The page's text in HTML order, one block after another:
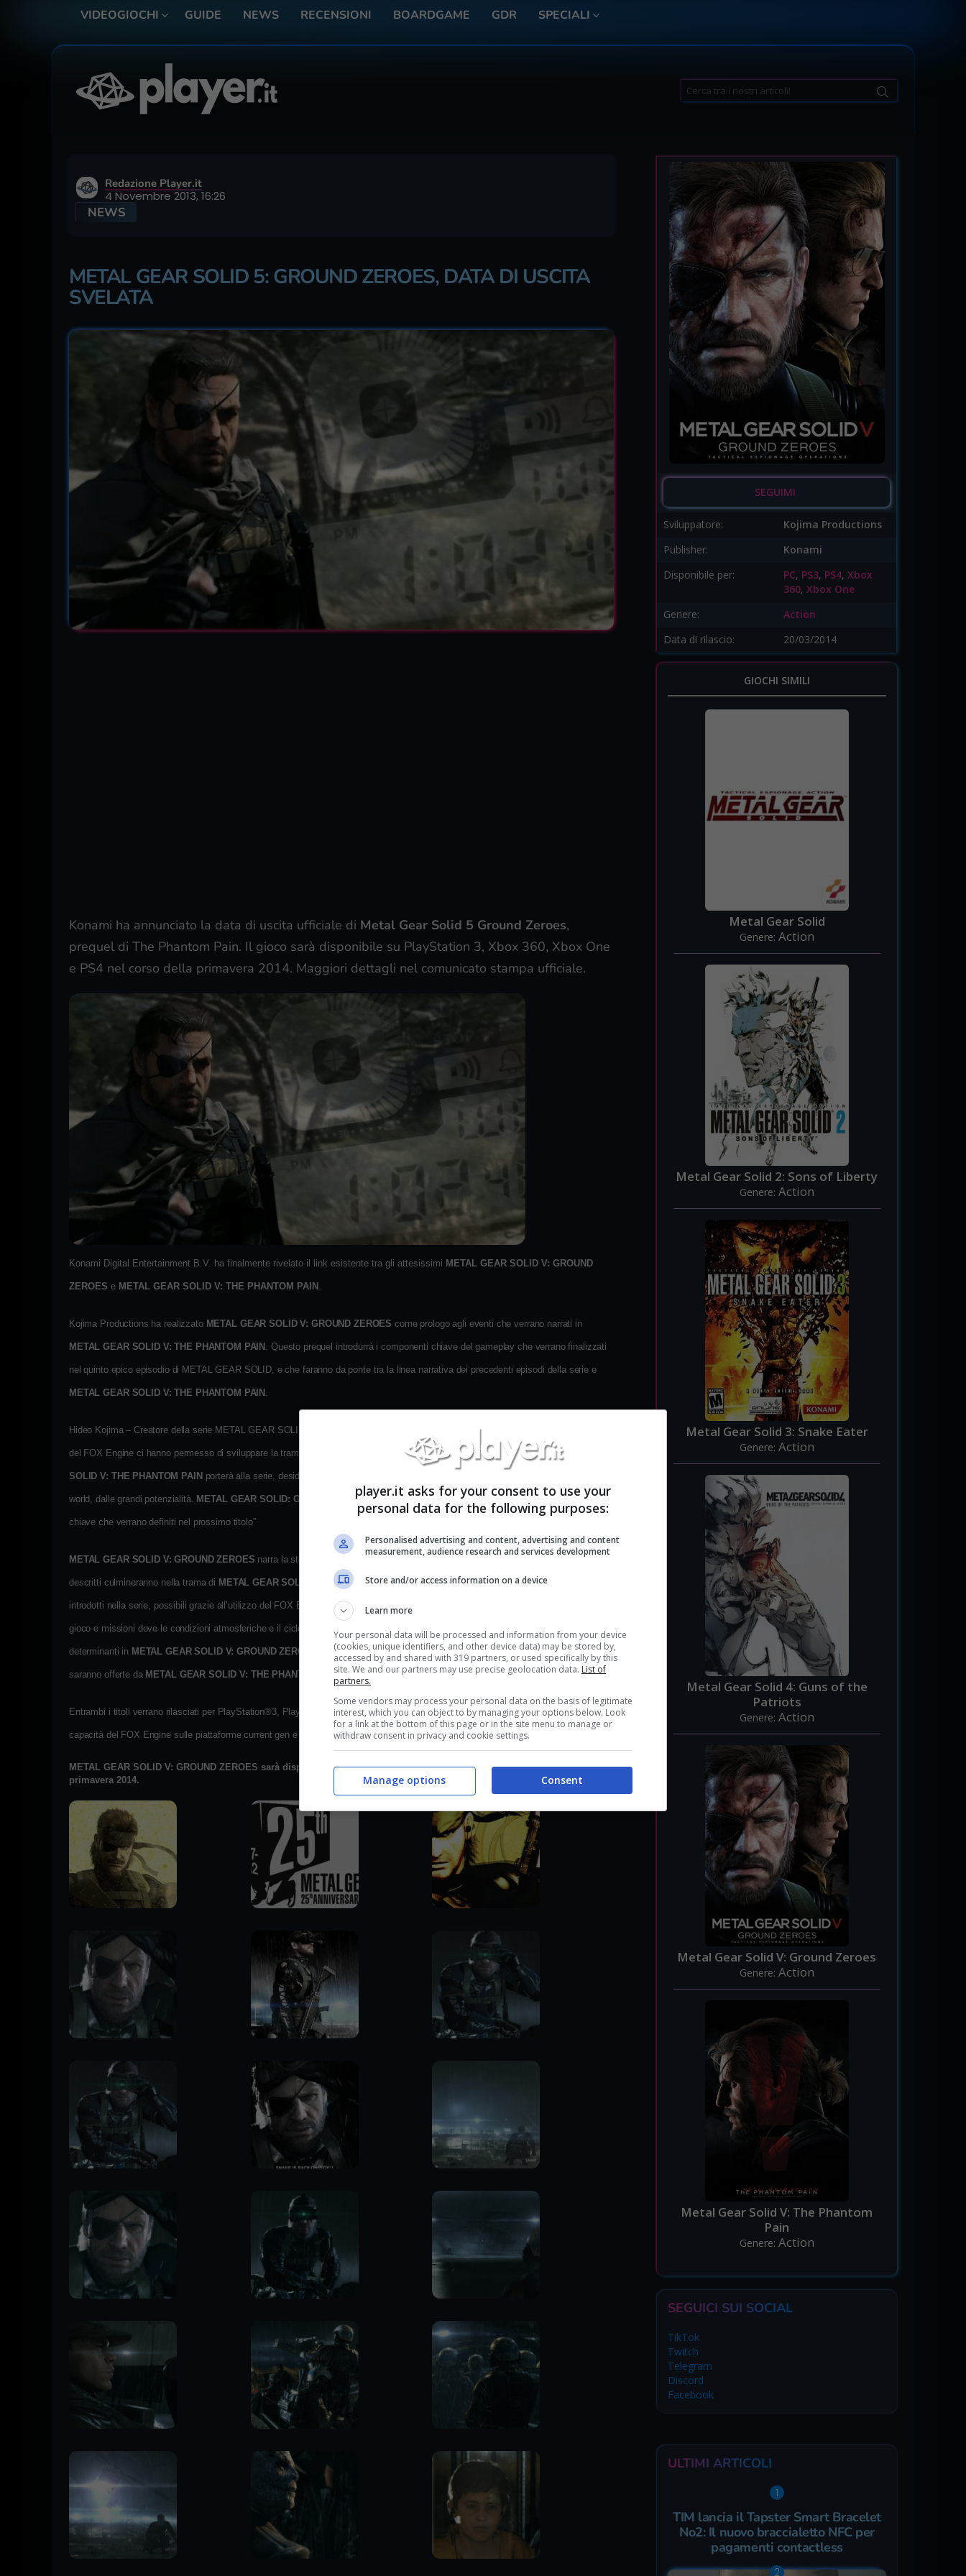
VIDEOGIOCHI GUIDE NEWS RECENSIONI BOARDGAME GDR SPECIALI
Search
for:
Redazione Player.it
4 Novembre 2013, 16:26
NEWS
METAL GEAR SOLID 5: GROUND ZEROES, DATA DI USCITA
SVELATA
Konami ha annunciato la data di uscita ufficiale di Metal Gear Solid 5 Ground Zeroes,
prequel di The Phantom Pain. Il gioco sarà disponibile su PlayStation 3, Xbox 360, Xbox One
e PS4 nel corso della primavera 2014. Maggiori dettagli nel comunicato stampa ufficiale.
Konami Digital Entertainment B.V. ha finalmente rivelato il link esistente tra gli attesissimi METAL GEAR SOLID V: GROUND
ZEROES e METAL GEAR SOLID V: THE PHANTOM PAIN .
Kojima Productions ha realizzato METAL GEAR SOLID V: GROUND ZEROEScome prologo agli eventi che verrano narrati in
METAL GEAR SOLID V: THE PHANTOM PAIN . Questo prequel introdurrà i componenti chiave del gameplay che verrano finalizzati
nel quinto epico episodio di METAL GEAR SOLID, e che faranno da ponte tra la linea narrativa dei precedenti episodi della serie e
METAL GEAR SOLID V: THE PHANTOM PAIN .
Hideo Kojima – Creatore della serie METAL GEAR SOLID e a capo di Kojima Productions – ha commentato: “Le capacità avanzate
del FOX Engine ci hanno permesso di sviluppare la trama in modo differente. Ci sarà un significativo contributo che METAL GEAR
SOLID V: THE PHANTOM PAIN porterà alla serie, desideriamo far conoscere ai videogiocatori un nuovo ambiente di gioco open
world, dalle grandi potenzialità. METAL GEAR SOLID: GROUND ZEROESè stato realizzato per introdurre al pubblico nuovi elementi
chiave che verrano definiti nel prossimo titolo”
METAL GEAR SOLID V: GROUND ZEROES narra la storia di una missione di salvataggio in un campo di prigionia cubano, gli eventi
descritti culmineranno nella trama di METAL GEAR SOLID V: THE PHANTOM PAIN. Questo preludio mostrerà i grandi miglioramenti
introdotti nella serie, possibili grazie all’utilizzo del FOX Engine di Kojima Productions, e sarà caratterizzato da vaste ambientazioni di
gioco e missioni dove le condizioni atmosferiche e il ciclo giorno-notte giocheranno un ruolo vitale. Questi elementi saranno
determinanti in METAL GEAR SOLID V: GROUND ZEROES , e permetteranno di iniziare a familiarizzare con le possibilità che
saranno offerte da METAL GEAR SOLID V: THE PHANTOM PAIN.
Entrambi i titoli verrano rilasciati per PlayStation®3, PlayStation®4, Xbox 360® e Xbox One®, ed evidenzieranno le straordinarie
capacità del FOX Engine sulle piattaforme current gen e next gen.
METAL GEAR SOLID V: GROUND ZEROES sarà disponibile perPlayStation®3, PlayStation®4, Xbox 360® e Xbox One®a
primavera 2014.
SEGUIMI
Sviluppatore:
Kojima Productions
Publisher:
Konami
Disponibile per:
PC, PS3, PS4, Xbox
360, Xbox One
Genere:
Action
Data di rilascio:
20/03/2014
GIOCHI SIMILI
Metal Gear Solid
Genere: Action
Metal Gear Solid 2: Sons of Liberty
Genere: Action
Metal Gear Solid 3: Snake Eater
Genere: Action
Metal Gear Solid 4: Guns of the
Patriots
Genere: Action
Metal Gear Solid V: Ground Zeroes
Genere: Action
Metal Gear Solid V: The Phantom
Pain
Genere: Action
SEGUICI SUI SOCIAL
TikTok
Twitch
Telegram
Discord
Facebook
ULTIMI ARTICOLI
TIM lancia il Tapster Smart Bracelet
No2: Il nuovo braccialetto NFC per
pagamenti contactless
player.it asks for your consent to use your
personal data for the following purposes:
Personalised advertising and content, advertising and content
measurement, audience research and services development
Store and/or access information on a device
Learn more
Your personal data will be processed and information from your device
(cookies, unique identifiers, and other device data) may be stored by,
accessed by and shared with 319 partners, or used specifically by this
site. We and our partners may use precise geolocation data. List of
partners.
Some vendors may process your personal data on the basis of legitimate
interest, which you can object to by managing your options below. Look
for a link at the bottom of this page or in the site menu to manage or
withdraw consent in privacy and cookie settings.
Consent
Manage options